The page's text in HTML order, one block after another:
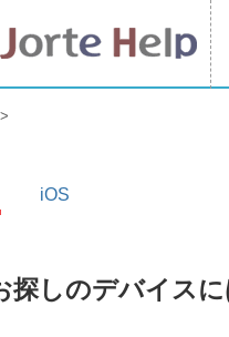
>
iOS
探しのデバイスに